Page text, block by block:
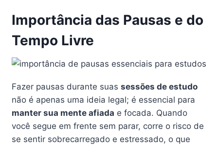
Importância das Pausas e do
Tempo Livre
Fazer pausas durante suas sessões de estudo
não é apenas uma ideia legal; é essencial para
manter sua mente afiada e focada. Quando
você segue em frente sem parar, corre o risco de
se sentir sobrecarregado e estressado, o que